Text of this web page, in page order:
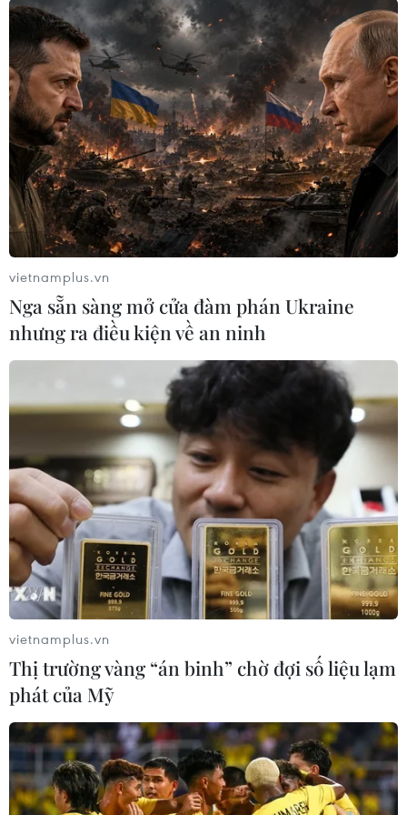
tuyến, đặt lịch hẹn dịch vụ, nhận thông báo,
quản lý gói cước thuê pin, đặt trước lịch sạc xe
tại trạm...
[Top 10 mẫu xe ôtô bán chạy nhất thị trường
Việt trong tháng Chín]
Mẫu ôtô điện VF e34 được VinFast niêm yết
mức giá 690 triệu đồng (đã bao gồm VAT). Tuy
nhiên, những khách hàng đặt mua sớm sẽ được
hãng hỗ trợ 100 triệu đồng, tặng một năm thuê
triệu đồng khi đổi từ xe xăng sang xe điện…
(các chính áp dụng tùy thời điểm).
(Ảnh: VinFast)
VinFast áp dụng chính sách thuê bao pin, trong
đó mỗi tháng khách hàng trả phí thuê bao 1,45
triệu đồng để di chuyển 1.400km và nếu quá sẽ
phải trả thêm 998 đồng cho mỗi km. Như vậy,
ước tính chi phí dùng xe điện sẽ ngang với xe
xăng, trong khi phí bảo dưỡng chỉ bằng khoảng
30%.
vietnamplus.vn
Nga sẵn sàng mở cửa đàm phán Ukraine
nhưng ra điều kiện về an ninh
vietnamplus.vn
Thị trường vàng “án binh” chờ đợi số liệu lạm
phát của Mỹ